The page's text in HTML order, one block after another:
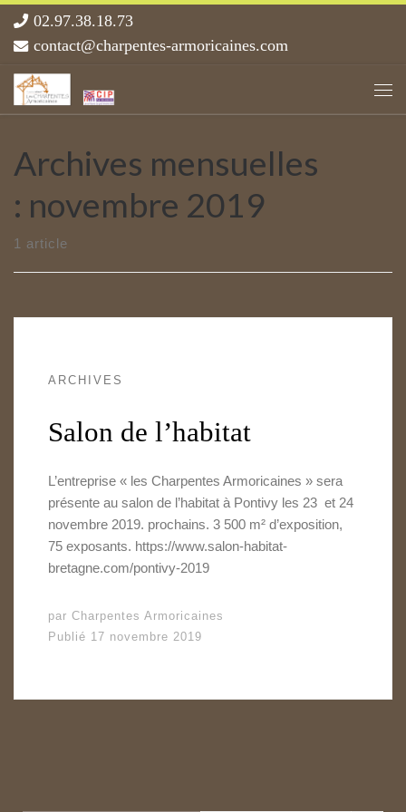
Skip to content
02.97.38.18.73
contact@charpentes-armoricaines.com
Archives mensuelles
: novembre 2019
1 article
ARCHIVES
Salon de l’habitat
L’entreprise « les Charpentes Armoricaines » sera
présente au salon de l’habitat à Pontivy les 23 et 24
novembre 2019. prochains. 3 500 m² d’exposition,
75 exposants. https://www.salon-habitat-
bretagne.com/pontivy-2019
par Charpentes Armoricaines
Publié 17 novembre 2019